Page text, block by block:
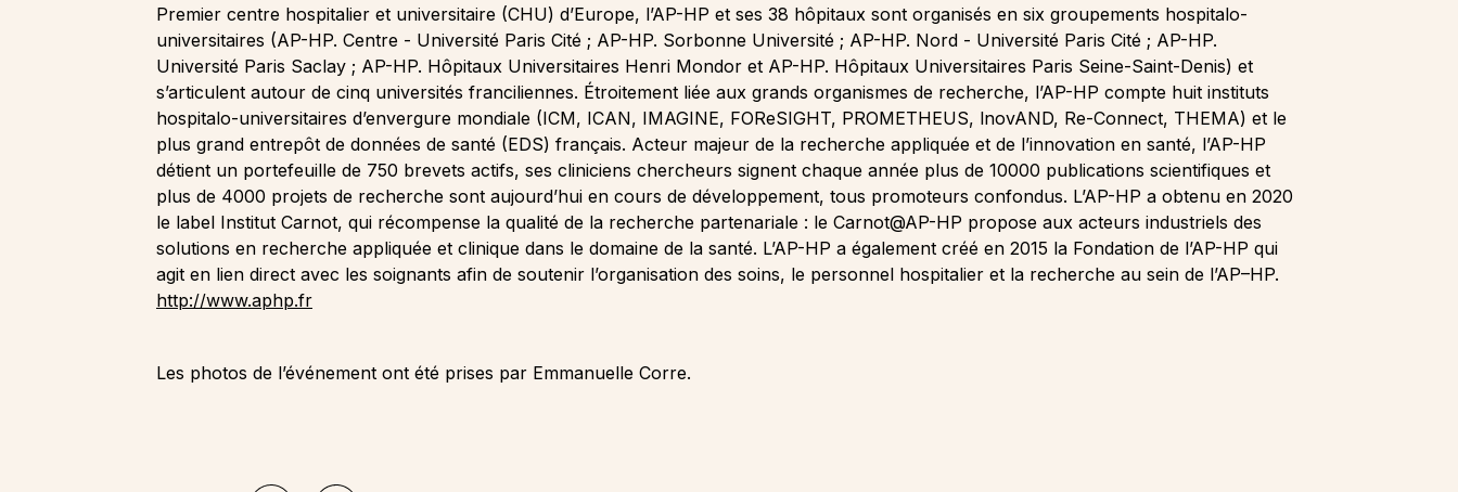
Premier centre hospitalier et universitaire (CHU) d’Europe, l’AP-HP et ses 38 hôpitaux sont organisés en six groupements hospitalo-
universitaires (AP-HP. Centre - Université Paris Cité ; AP-HP. Sorbonne Université ; AP-HP. Nord - Université Paris Cité ; AP-HP.
Université Paris Saclay ; AP-HP. Hôpitaux Universitaires Henri Mondor et AP-HP. Hôpitaux Universitaires Paris Seine-Saint-Denis) et
s’articulent autour de cinq universités franciliennes. Étroitement liée aux grands organismes de recherche, l’AP-HP compte huit instituts
hospitalo-universitaires d’envergure mondiale (ICM, ICAN, IMAGINE, FOReSIGHT, PROMETHEUS, lnovAND, Re-Connect, THEMA) et le
plus grand entrepôt de données de santé (EDS) français. Acteur majeur de la recherche appliquée et de l’innovation en santé, l’AP-HP
détient un portefeuille de 750 brevets actifs, ses cliniciens chercheurs signent chaque année plus de 10000 publications scientifiques et
plus de 4000 projets de recherche sont aujourd’hui en cours de développement, tous promoteurs confondus. L’AP-HP a obtenu en 2020
le label Institut Carnot, qui récompense la qualité de la recherche partenariale : le Carnot@AP-HP propose aux acteurs industriels des
solutions en recherche appliquée et clinique dans le domaine de la santé. L’AP-HP a également créé en 2015 la Fondation de l’AP-HP qui
agit en lien direct avec les soignants afin de soutenir l’organisation des soins, le personnel hospitalier et la recherche au sein de l’AP–HP.
http://www.aphp.fr
Les photos de l’événement ont été prises par Emmanuelle Corre.